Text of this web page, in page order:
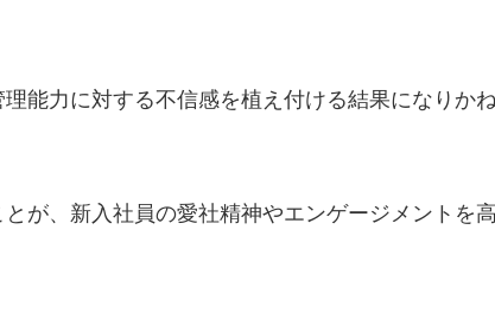
能力に対する不信感を植え付ける結果になりか
が、新入社員の愛社精神やエンゲージメントを